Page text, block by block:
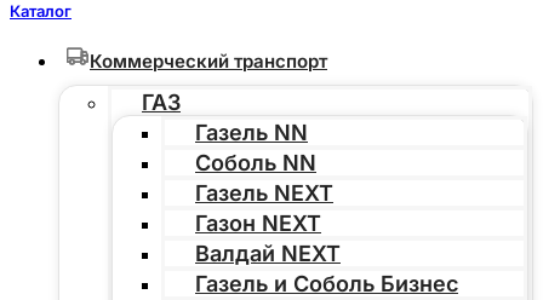
Каталог
Коммерческий транспорт
ГАЗ
Газель NN
Соболь NN
Газель NEXT
Газон NEXT
Валдай NEXT
Газель и Соболь Бизнес